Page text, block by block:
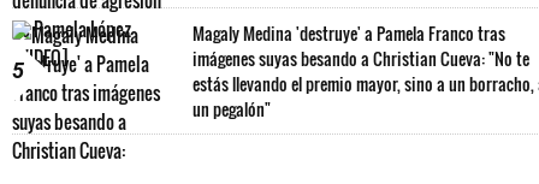
5
Magaly Medina 'destruye' a Pamela Franco tras
imágenes suyas besando a Christian Cueva: "No te
estás llevando el premio mayor, sino a un borracho,
un pegalón"